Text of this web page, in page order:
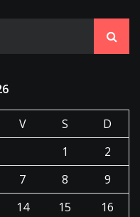
V S
D
1
2
7 8
9
14 15
16